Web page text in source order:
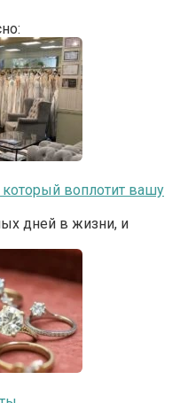
воплотит вашу
дней в жизни, и